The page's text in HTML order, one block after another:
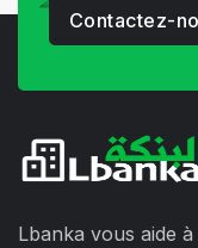
Contactez-
Lbanka vous aide